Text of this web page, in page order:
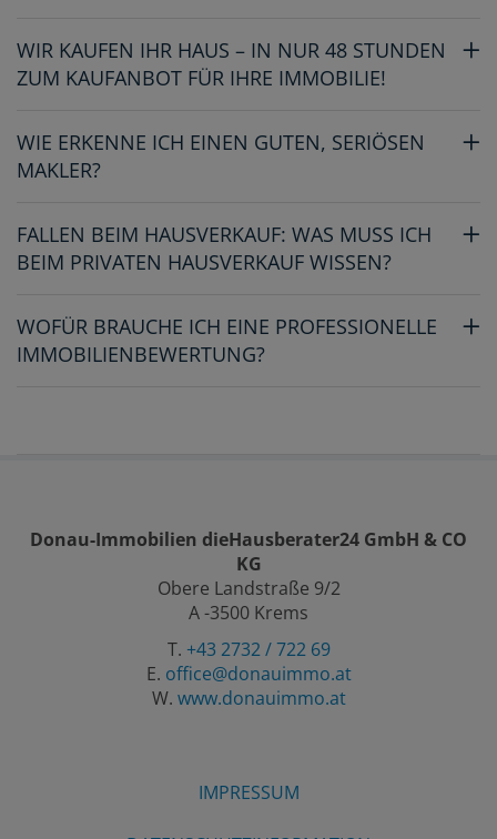
WIR KAUFEN IHR HAUS – IN NUR 48 STUNDEN
ZUM KAUFANBOT FÜR IHRE IMMOBILIE!
WIE ERKENNE ICH EINEN GUTEN, SERIÖSEN
MAKLER?
FALLEN BEIM HAUSVERKAUF: WAS MUSS ICH
BEIM PRIVATEN HAUSVERKAUF WISSEN?
WOFÜR BRAUCHE ICH EINE PROFESSIONELLE
IMMOBILIENBEWERTUNG?
Donau-Immobilien dieHausberater24 GmbH & CO
KG
Obere Landstraße 9/2
A -3500 Krems
T. +43 2732 / 722 69
E. office@donauimmo.at
W. www.donauimmo.at
IMPRESSUM